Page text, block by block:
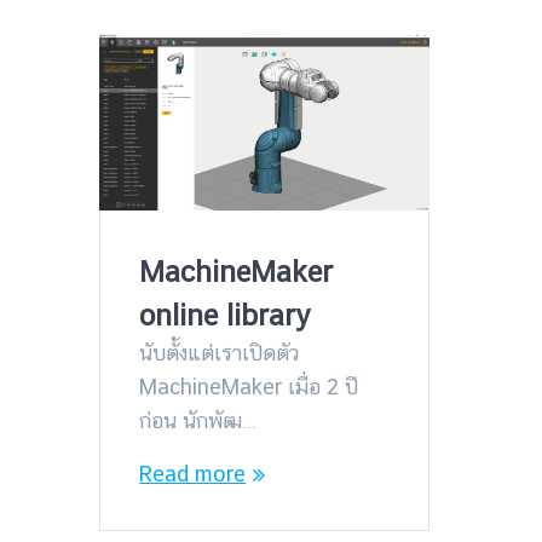
MachineMaker
online library
นับตั้งแต่เราเปิดตัว
MachineMaker เมื่อ 2 ปี
ก่อน นักพัฒ…
Read more